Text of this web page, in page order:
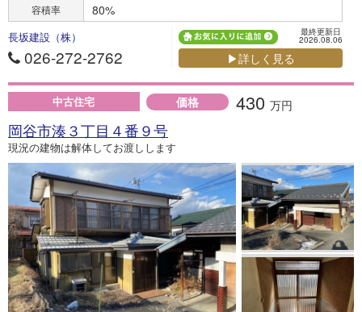
容積率 80%
長坂建設（株）
026-272-2762
最終更新日
2026.08.06
▶詳しく見る
中古住宅 価格 430 万円
岡谷市湊３丁目４番９号
現況の建物は解体してお渡しします